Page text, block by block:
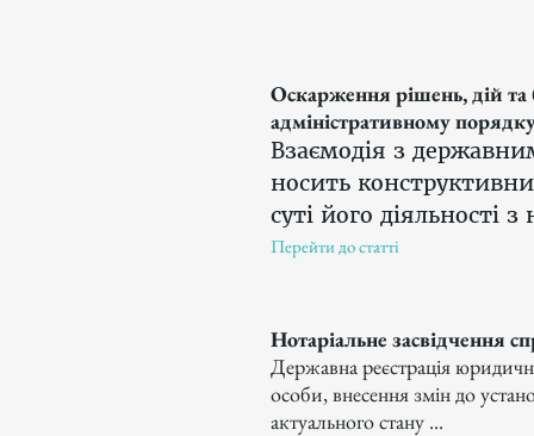
Оскарження рішень, дій та
адміністративному
Взаємодія з
носить
суті його діяльності
Перейти до статті
Нотаріальне засвідчення
Державна реєстрація
особи, внесення змін до
актуального стану ...